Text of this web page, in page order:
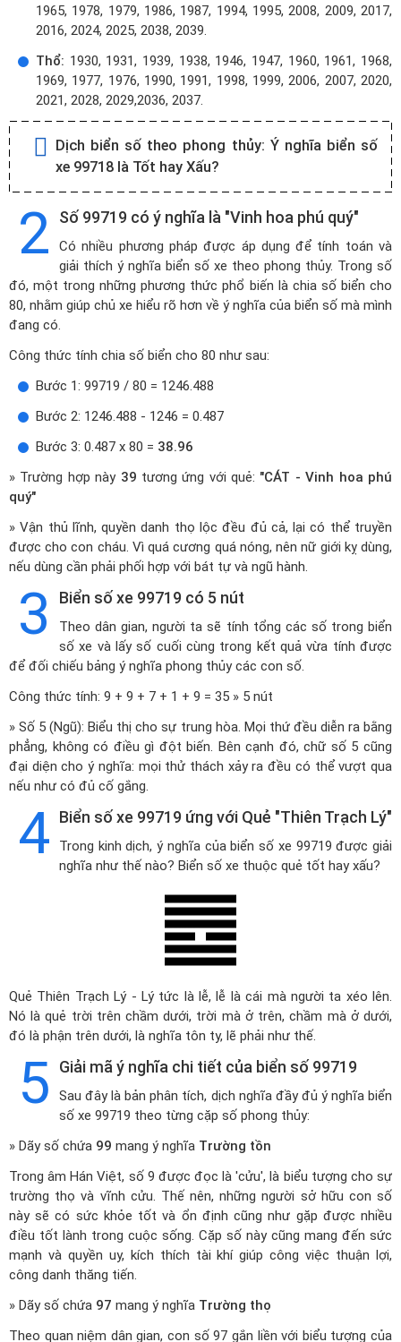
1965, 1978, 1979, 1986, 1987, 1994, 1995, 2008, 2009, 2017,
2016, 2024, 2025, 2038, 2039.
Thổ: 1930, 1931, 1939, 1938, 1946, 1947, 1960, 1961, 1968,
1969, 1977, 1976, 1990, 1991, 1998, 1999, 2006, 2007, 2020,
2021, 2028, 2029,2036, 2037.
Dịch biển số theo phong thủy: Ý nghĩa biển số
xe 99718 là Tốt hay Xấu?
2 Số 99719 có ý nghĩa là "Vinh hoa phú quý"
Có nhiều phương pháp được áp dụng để tính toán và
giải thích ý nghĩa biển số xe theo phong thủy. Trong số
đó, một trong những phương thức phổ biến là chia số biển cho
80, nhằm giúp chủ xe hiểu rõ hơn về ý nghĩa của biển số mà mình
đang có.
Công thức tính chia số biển cho 80 như sau:
Bước 1: 99719 / 80 = 1246.488
Bước 2: 1246.488 - 1246 = 0.487
Bước 3: 0.487 x 80 = 38.96
» Trường hợp này 39 tương ứng với quẻ: "CÁT - Vinh hoa phú
quý"
» Vận thủ lĩnh, quyền danh thọ lộc đều đủ cả, lại có thể truyền
được cho con cháu. Vì quá cương quá nóng, nên nữ giới kỵ dùng,
nếu dùng cần phải phối hợp với bát tự và ngũ hành.
3 Biển số xe 99719 có 5 nút
Theo dân gian, người ta sẽ tính tổng các số trong biển
số xe và lấy số cuối cùng trong kết quả vừa tính được
để đối chiếu bảng ý nghĩa phong thủy các con số.
Công thức tính: 9 + 9 + 7 + 1 + 9 = 35 » 5 nút
» Số 5 (Ngũ): Biểu thị cho sự trung hòa. Mọi thứ đều diễn ra bằng
phẳng, không có điều gì đột biến. Bên cạnh đó, chữ số 5 cũng
đại diện cho ý nghĩa: mọi thử thách xảy ra đều có thể vượt qua
nếu như có đủ cố gắng.
4 Biển số xe 99719 ứng với Quẻ "Thiên Trạch Lý"
Trong kinh dịch, ý nghĩa của biển số xe 99719 được giải
nghĩa như thế nào? Biển số xe thuộc quẻ tốt hay xấu?
Quẻ Thiên Trạch Lý - Lý tức là lễ, lễ là cái mà người ta xéo lên.
Nó là quẻ trời trên chầm dưới, trời mà ở trên, chầm mà ở dưới,
đó là phận trên dưới, là nghĩa tôn ty, lẽ phải như thế.
5 Giải mã ý nghĩa chi tiết của biển số 99719
Sau đây là bản phân tích, dịch nghĩa đầy đủ ý nghĩa biển
số xe 99719 theo từng cặp số phong thủy:
» Dãy số chứa 99 mang ý nghĩa Trường tồn
Trong âm Hán Việt, số 9 được đọc là 'cửu', là biểu tượng cho sự
trường thọ và vĩnh cửu. Thế nên, những người sở hữu con số
này sẽ có sức khỏe tốt và ổn định cũng như gặp được nhiều
điều tốt lành trong cuộc sống. Cặp số này cũng mang đến sức
mạnh và quyền uy, kích thích tài khí giúp công việc thuận lợi,
công danh thăng tiến.
» Dãy số chứa 97 mang ý nghĩa Trường thọ
Theo quan niệm dân gian, con số 97 gắn liền với biểu tượng của